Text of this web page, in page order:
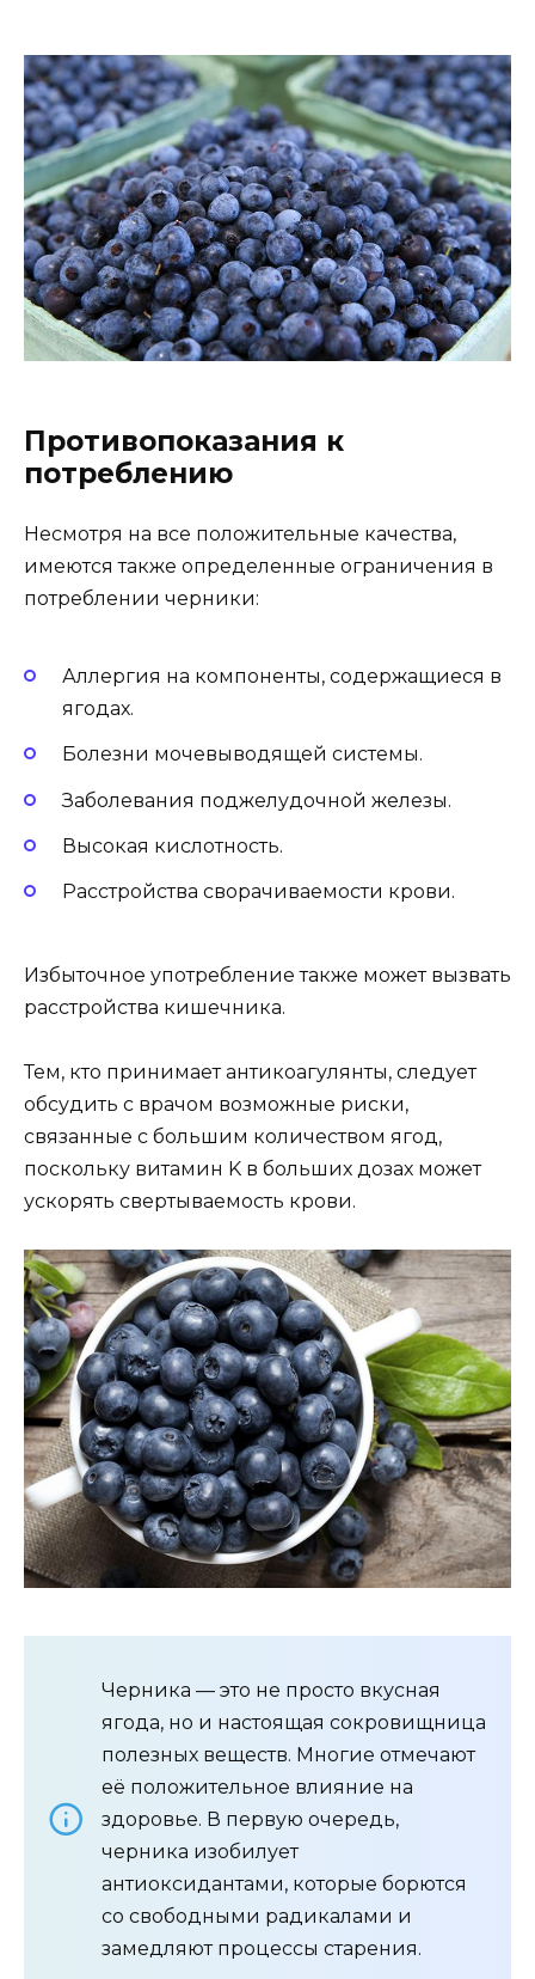
Противопоказания к
потреблению
Несмотря на все положительные качества,
имеются также определенные ограничения в
потреблении черники:
Аллергия на компоненты, содержащиеся в
ягодах.
Болезни мочевыводящей системы.
Заболевания поджелудочной железы.
Высокая кислотность.
Расстройства сворачиваемости крови.
Избыточное употребление также может вызвать
расстройства кишечника.
Тем, кто принимает антикоагулянты, следует
обсудить с врачом возможные риски,
связанные с большим количеством ягод,
поскольку витамин K в больших дозах может
ускорять свертываемость крови.
Черника — это не просто вкусная
ягода, но и настоящая сокровищница
полезных веществ. Многие отмечают
её положительное влияние на
здоровье. В первую очередь,
черника изобилует
антиоксидантами, которые борются
со свободными радикалами и
замедляют процессы старения.